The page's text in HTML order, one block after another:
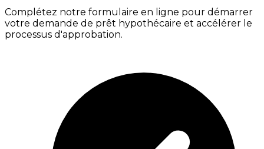
Complétez notre formulaire en ligne pour démarrer
votre demande de prêt hypothécaire et accélérer le
processus d'approbation.